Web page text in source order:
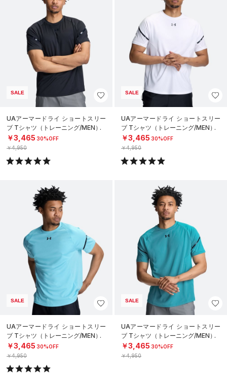
SALE
UAアーマードライ ショートスリー
ブ Tシャツ（トレーニング/MEN）
￥3,465 30%OFF
￥4,950
SALE
UAアーマードライ ショートスリー
ブ Tシャツ（トレーニング/MEN）
￥3,465 30%OFF
￥4,950
SALE
UAアーマードライ ショートスリー
ブ Tシャツ（トレーニング/MEN）
￥3,465 30%OFF
￥4,950
SALE
UAアーマードライ ショートスリー
ブ Tシャツ（トレーニング/MEN）
￥3,465 30%OFF
￥4,950